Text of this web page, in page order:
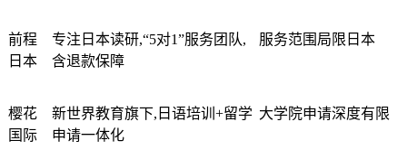
前程
日本
专注日本读研,“5对1”服务团队,
含退款保障
服务范围局限日本
樱花
国际
新世界教育旗下,日语培训+留学
申请一体化
大学院申请深度有限